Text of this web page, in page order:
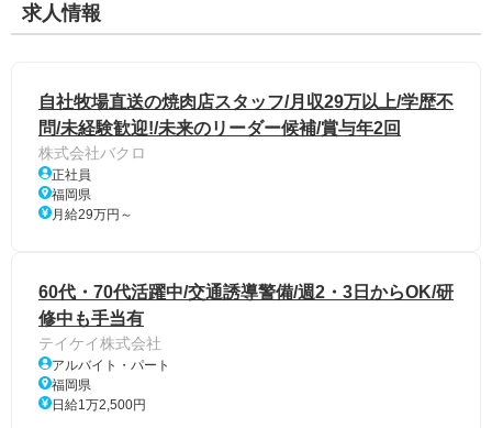
求人情報
自社牧場直送の焼肉店スタッフ/月収29万以上/学歴不
問/未経験歓迎!/未来のリーダー候補/賞与年2回
株式会社バクロ
正社員
福岡県
月給29万円～
60代・70代活躍中/交通誘導警備/週2・3日からOK/研
修中も手当有
テイケイ株式会社
アルバイト・パート
福岡県
日給1万2,500円